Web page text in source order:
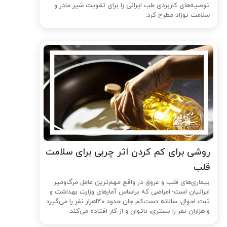
توصیه‌های کاربردی طب ایرانی را برای تقویت شیر مادر و
سلامت نوزاد مطرح کرد.
روشی برای کم کردن اثر چربی برای سلامت
قلب
بیماری‌های قلب و عروق در واقع مهم‌ترین عامل مرگ‌ومیر
ایرانیان است؛ امراضی که براساس آمارهای وزارت بهداشت و
ثبت احوال، سالانه دست‌کم جان حدود 140هزار نفر را می‌گیرد
و هزاران نفر را بستری، ناتوان و از کار افتاده می‌کند.